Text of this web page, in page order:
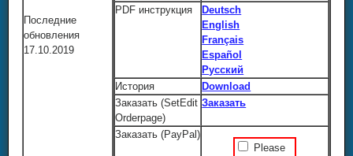
Последние
обновления
17.10.2019
PDF инструкция
Deutsch
English
Français
Español
Русский
История
Download
Заказать (SetEdit
Orderpage)
Заказать
Заказать (PayPal)
Please